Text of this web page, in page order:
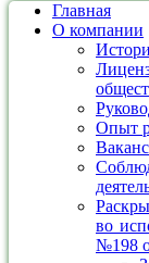
Главная
О компании
Опыт
во
№198